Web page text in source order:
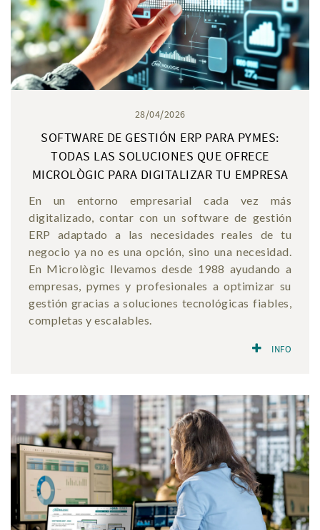
28/04/2026
SOFTWARE DE GESTIÓN ERP PARA PYMES:
TODAS LAS SOLUCIONES QUE OFRECE
MICROLÒGIC PARA DIGITALIZAR TU EMPRESA
En un entorno empresarial cada vez más
digitalizado, contar con un software de gestión
ERP adaptado a las necesidades reales de tu
negocio ya no es una opción, sino una necesidad.
En Micrològic llevamos desde 1988 ayudando a
empresas, pymes y profesionales a optimizar su
gestión gracias a soluciones tecnológicas fiables,
completas y escalables.
INFO